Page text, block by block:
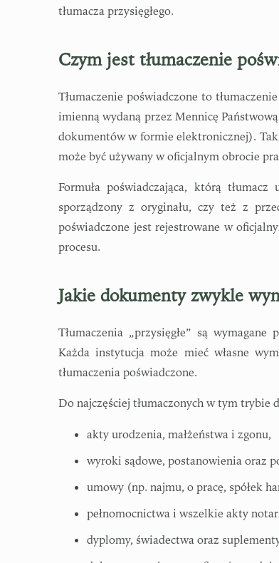
tłumacza przysięgłego.
Czym jest tłumaczenie
Tłumaczenie poświadczone to
imienną wydaną przez Mennicę
dokumentów w formie elektronicznej).
może być używany w oficjalnym obrocie
Formuła poświadczająca, którą
sporządzony z oryginału, czy też z
poświadczone jest rejestrowane w
procesu.
Jakie dokumenty zwykle
Tłumaczenia „przysięgłe” są
Każda instytucja może mieć własne
tłumaczenia poświadczone.
Do najczęściej tłumaczonych w tym trybie
akty urodzenia, małżeństwa i zgonu,
wyroki sądowe, postanowienia oraz
umowy (np. najmu, o pracę, spółek
pełnomocnictwa i wszelkie akty
dyplomy, świadectwa oraz